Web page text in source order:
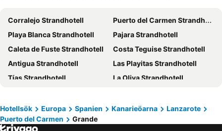
HL Rio Playa Blanca
Relaxia Lanzasur Club
Aequora Lanzarote Suites
Elba Lanzarote Royal Village Resort
Hotel Mirador Papagayo by LIVVO
BLUESEA Los Fiscos
Hotel Beatriz Costa & Spa
BLUESEA Costa Bastian
Seaside Los Jameos
Iberostar Selection Lanzarote Park
MYND Yaiza
Hotel Riu Paraiso Lanzarote
BLUESEA Alyssa Suite
Corralejo Strandhotell
Puerto del Carmen Strandhotell
Playa Blanca Strandhotell
Pajara Strandhotell
Caleta de Fuste Strandhotell
Costa Teguise Strandhotell
Antigua Strandhotell
Las Playitas Strandhotell
Tías Strandhotell
La Oliva Strandhotell
Arrecife Strandhotell
Teguise Strandhotell
Puerto del Rosario Strandhotell
Hotellsök Europa Spanien Kanarieöarna
Lanzarote
Puerto del Carmen
Grande